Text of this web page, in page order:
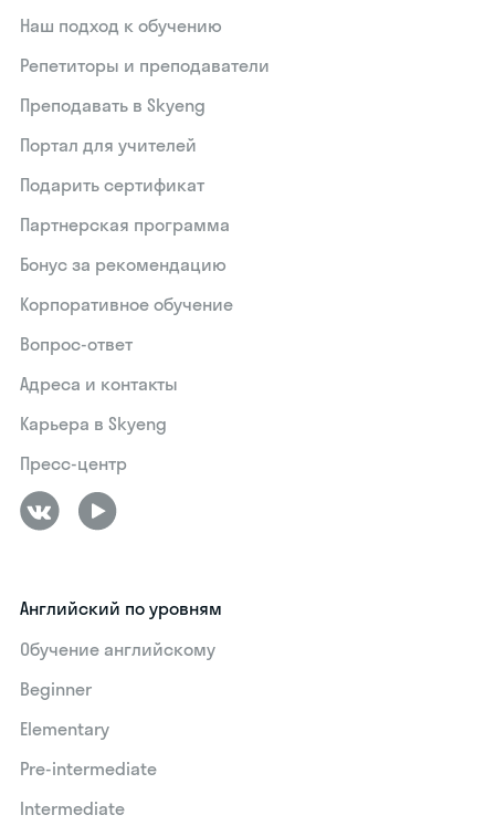
Наш подход к обучению
Репетиторы и преподаватели
Преподавать в Skyeng
Портал для учителей
Подарить сертификат
Партнерская программа
Бонус за рекомендацию
Корпоративное обучение
Вопрос-ответ
Адреса и контакты
Карьера в Skyeng
Пресс-центр
Английский по уровням
Обучение английскому
Beginner
Elementary
Pre-intermediate
Intermediate